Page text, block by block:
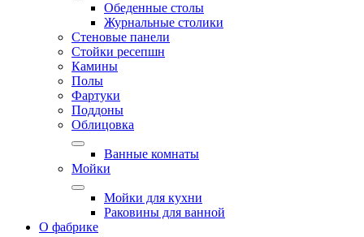
Обеденные столы
Журнальные столики
Стеновые панели
Стойки ресепшн
Камины
Полы
Фартуки
Поддоны
Облицовка
Ванные комнаты
Мойки
Мойки для кухни
Раковины для ванной
О фабрике